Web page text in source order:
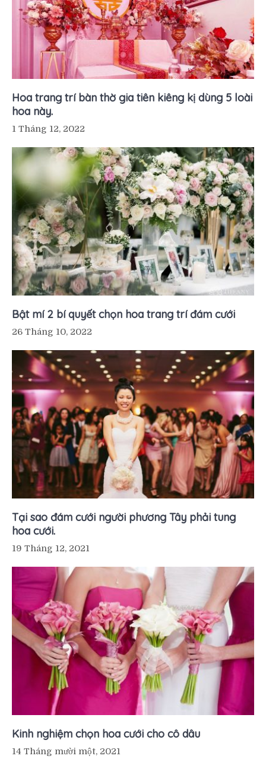
Hoa trang trí bàn thờ gia tiên kiêng kị dùng 5 loài
hoa này.
1 Tháng 12, 2022
Bật mí 2 bí quyết chọn hoa trang trí đám cưới
26 Tháng 10, 2022
Tại sao đám cưới người phương Tây phải tung
hoa cưới.
19 Tháng 12, 2021
Kinh nghiệm chọn hoa cưới cho cô dâu
14 Tháng mười một, 2021